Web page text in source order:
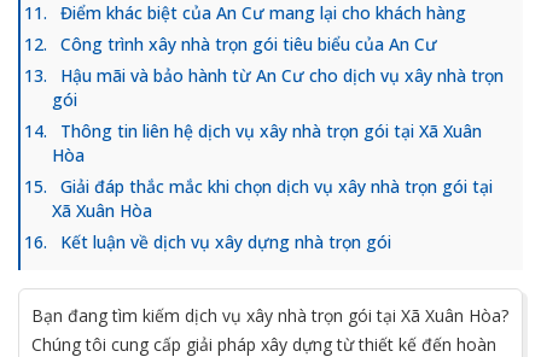
Điểm khác biệt của An Cư mang lại cho khách hàng
Công trình xây nhà trọn gói tiêu biểu của An Cư
Hậu mãi và bảo hành từ An Cư cho dịch vụ xây nhà trọn
gói
Thông tin liên hệ dịch vụ xây nhà trọn gói tại Xã Xuân
Hòa
Giải đáp thắc mắc khi chọn dịch vụ xây nhà trọn gói tại
Xã Xuân Hòa
Kết luận về dịch vụ xây dựng nhà trọn gói
Bạn đang tìm kiếm dịch vụ xây nhà trọn gói tại Xã Xuân Hòa?
Chúng tôi cung cấp giải pháp xây dựng từ thiết kế đến hoàn